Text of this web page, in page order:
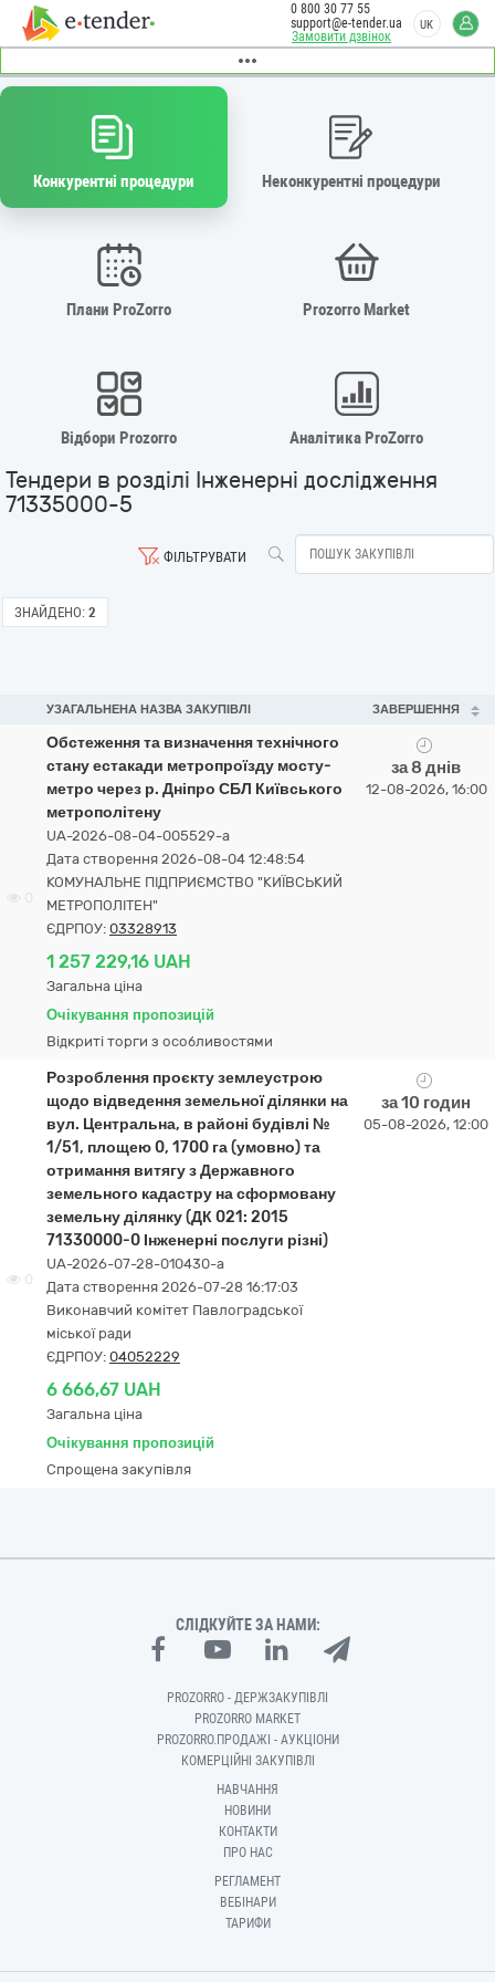
Замовити дзвінок
0 800 30 77 55
support@e-tender.ua
UK
Конкурентні процедури Неконкурентні процедури
Плани ProZorro Prozorro Market
Відбори Prozorro Аналітика ProZorro
Тендери в розділі Інженерні дослідження
71335000-5
ФІЛЬТРУВАТИ
ЗНАЙДЕНО: 2
УЗАГАЛЬНЕНА НАЗВА ЗАКУПІВЛІ ЗАВЕРШЕННЯ
Обстеження та визначення технічного
стану естакади метропроїзду мосту-
метро через р. Дніпро СБЛ Київського
метрополітену
UA-2026-08-04-005529-a
Дата створення 2026-08-04 12:48:54
КОМУНАЛЬНЕ ПІДПРИЄМСТВО "КИЇВСЬКИЙ
МЕТРОПОЛІТЕН"
ЄДРПОУ: 03328913
1 257 229,16 UAH
Загальна ціна
Очікування пропозицій
Відкриті торги з особливостями
за 8 днів
12-08-2026, 16:00
0
Розроблення проєкту землеустрою
щодо відведення земельної ділянки на
вул. Центральна, в районі будівлі №
1/51, площею 0, 1700 га (умовно) та
отримання витягу з Державного
земельного кадастру на сформовану
земельну ділянку (ДК 021: 2015
71330000-0 Інженерні послуги різні)
UA-2026-07-28-010430-a
Дата створення 2026-07-28 16:17:03
Виконавчий комітет Павлоградської
міської ради
ЄДРПОУ: 04052229
6 666,67 UAH
Загальна ціна
Очікування пропозицій
Спрощена закупівля
за 10 годин
05-08-2026, 12:00
СЛІДКУЙТЕ ЗА НАМИ:
PROZORRO - ДЕРЖЗАКУПІВЛІ
PROZORRO MARKET
PROZORRO.ПРОДАЖІ - АУКЦІОНИ
КОМЕРЦІЙНІ ЗАКУПІВЛІ
НАВЧАННЯ
НОВИНИ
КОНТАКТИ
ПРО НАС
РЕГЛАМЕНТ
ВЕБІНАРИ
ТАРИФИ